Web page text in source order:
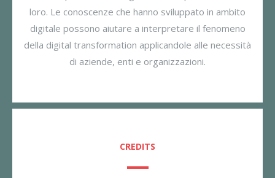
loro. Le conoscenze che hanno sviluppato in ambito
digitale possono aiutare a interpretare il fenomeno
della digital transformation applicandole alle necessità
di aziende, enti e organizzazioni.
CREDITS